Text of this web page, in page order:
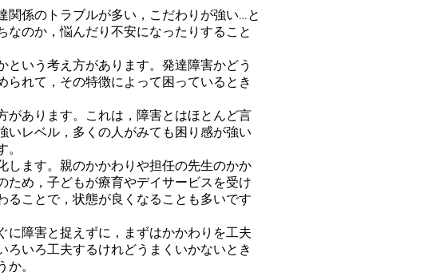
係のトラブルが多い，こだわりが強い…と
のか，悩んだり不安になったりすること
いう考え方があります。発達障害かどう
れて，その特徴によって困っているとき
あります。これは，障害とはほとんど言
いレベル，多くの人がみても困り感が強い
ます。親のかかわりや担任の先生のかか
め，子どもが療育やデイサービスを受け
ることで，状態が良くなることも多いです
障害と捉えずに，まずはかかわりを工夫
いろ工夫するけれどうまくいかないとき
。